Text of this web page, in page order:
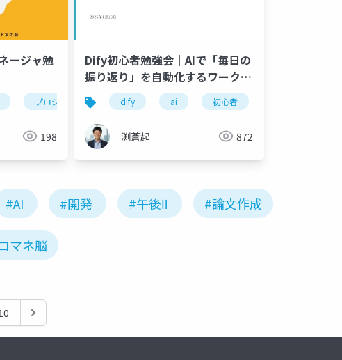
gh-300 sier トレーニング コンサルティング
ージャ勉
プロジェクトマネージャ システムエンジニア
198
Dify初心者勉強会｜AIで「毎日の
振り返り」を自動化するワークフ
ローを作ろう
dify ai 初心者
渕蒼起 872
#AI #開発 #午後Ⅱ #論文作成
マネ脳